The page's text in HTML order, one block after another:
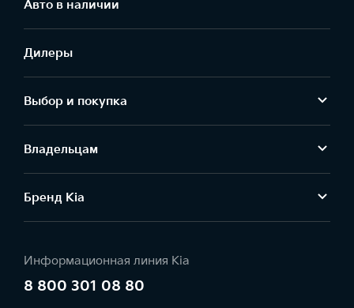
Aвто в наличии
Дилеры
Выбор и покупка
Владельцам
Бренд Kia
Информационная линия Kia
8 800 301 08 80